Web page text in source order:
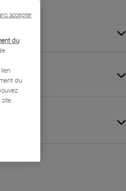
du
du
accepter